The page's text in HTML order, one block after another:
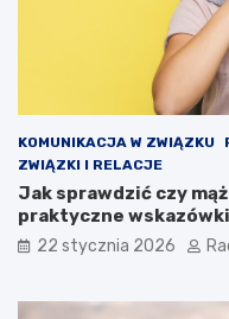
KOMUNIKACJA W ZWIĄZKU
ZWIĄZKI I RELACJE
Jak sprawdzić czy
praktyczne wskazówki
22 stycznia 2026